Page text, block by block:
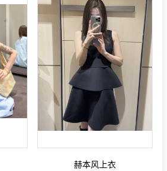
赫本风上衣